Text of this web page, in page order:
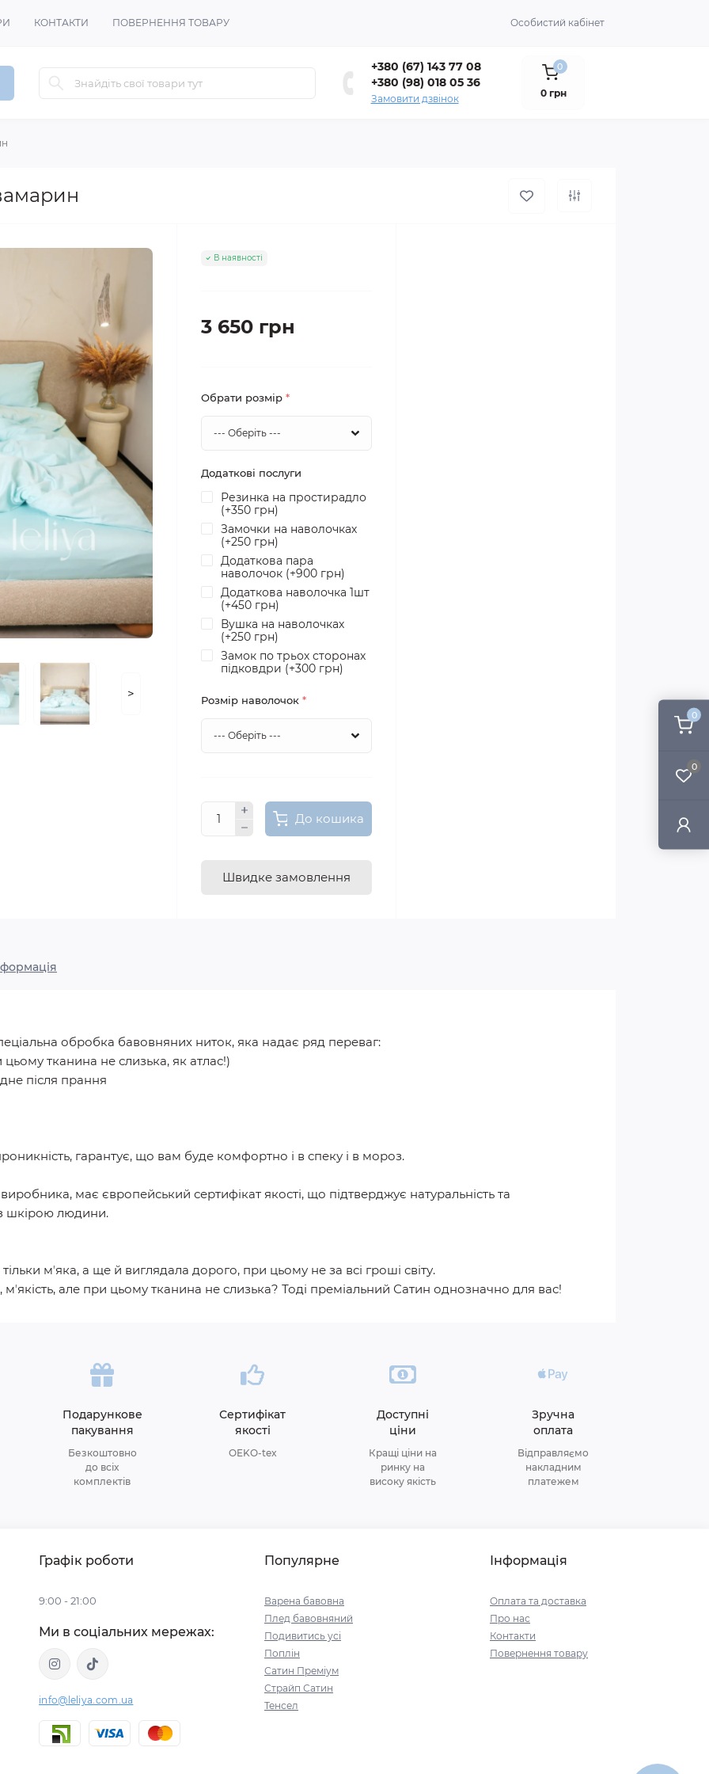
0
0
КОНТАКТИ ПОВЕРНЕННЯ ТОВАРУ Особистий кабінет
+380 (67) 143 77 08
+380 (98) 018 05 36
Замовити дзвінок
0
0 грн
>
В наявності
3 650 грн
Обрати розмір *
Додаткові послуги
Резинка на простирадло
(+350 грн)
Замочки на наволочках
(+250 грн)
Додаткова пара
наволочок (+900 грн)
Додаткова наволочка 1шт
(+450 грн)
Вушка на наволочках
(+250 грн)
Замок по трьох сторонах
підковдри (+300 грн)
Розмір наволочок *
До кошика
Швидке замовлення
обробка бавовняних ниток, яка надає ряд переваг:
цьому тканина не слизька, як атлас!)
після прання
гарантує, що вам буде комфортно і в спеку і в мороз.
має європейський сертифікат якості, що підтверджує натуральність та
шкірою людини.
мʼяка, а ще й виглядала дорого, при цьому не за всі гроші світу.
але при цьому тканина не слизька? Тоді преміальний Сатин однозначно для вас!
Подарункове
пакування
Безкоштовно
до всіх
комплектів
Сертифікат
якості
OEKO-tex
Доступні
ціни
Кращі ціни на
ринку на
високу якість
Зручна
оплата
Відправляємо
накладним
платежем
Графік роботи
9:00 - 21:00
Ми в соціальних мережах:
info@leliya.com.ua
Популярне
Варена бавовна
Плед бавовняний
Подивитись усі
Поплін
Сатин Преміум
Страйп Сатин
Тенсел
Інформація
Оплата та доставка
Про нас
Контакти
Повернення товару